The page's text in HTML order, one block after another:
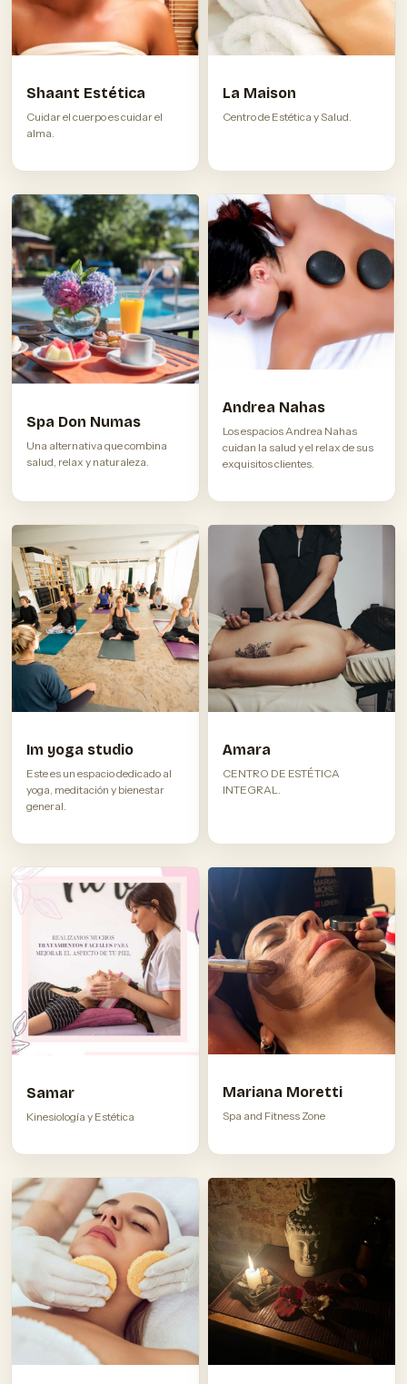
Shaant Estética
Cuidar el cuerpo es cuidar el
alma.
La Maison
Centro de Estética y Salud.
Spa Don Numas
Una alternativa que combina
salud, relax y naturaleza.
Andrea Nahas
Los espacios Andrea Nahas
cuidan la salud y el relax de sus
exquisitos clientes.
Im yoga studio
Este es un espacio dedicado al
yoga, meditación y bienestar
general.
Amara
CENTRO DE ESTÉTICA
INTEGRAL.
Samar
Kinesiología y Estética
Mariana Moretti
Spa and Fitness Zone